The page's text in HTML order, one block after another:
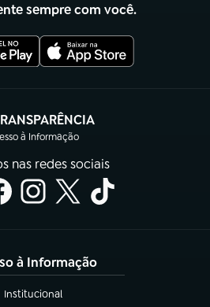
sempre com você.
à Informação
(abre em nova aba)
nas redes sociais
à Informação
Institucional
(abre em nova aba)